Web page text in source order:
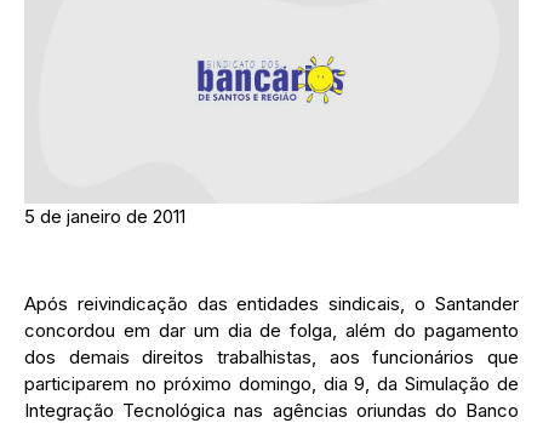
5 de janeiro de 2011
Após reivindicação das entidades sindicais, o Santander
concordou em dar um dia de folga, além do pagamento
dos demais direitos trabalhistas, aos funcionários que
participarem no próximo domingo, dia 9, da Simulação de
Integração Tecnológica nas agências oriundas do Banco